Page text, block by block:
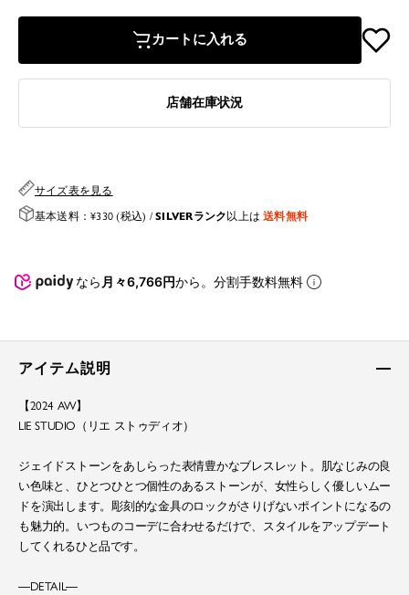
アイテム説明
【2024 AW】
LIE STUDIO（リエ ストゥディオ）
ジェイドストーンをあしらった表情豊かなブレスレット。肌なじみの良
い色味と、ひとつひとつ個性のあるストーンが、女性らしく優しいムー
ドを演出します。彫刻的な金具のロックがさりげないポイントになるの
も魅力的。いつものコーデに合わせるだけで、スタイルをアップデート
してくれるひと品です。
―DETAIL―
格
カートに入れる
店舗在庫状況
サイズ表を見る
基本送料：¥330 (税込) /SILVERランク以上は送料無料
なら 月々6,766円から。分割手数料無料